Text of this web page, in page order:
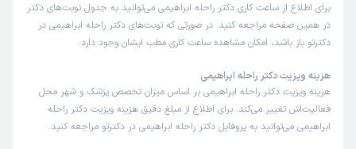
آسیه
نوبت مطب از دکترتو
(
1404/08/13
زمان انتظار: 0-15 دقیقه
سلام من دو دفعه پیش خانم دکتر رفتم و الحمدلله راضی بودم
با اینکه دفعه ی اول بود رفتم پیششون بهم نامه بیمارستان
برای اطلاع از ساعت کاری دکتر راحله ابراهیمی می‌توانید به جدول نوبت‌های دکتر
در همین صفحه مراجعه کنید. در صورتی که نوبت‌های دکتر راحله ابراهیمی در
دکترتو باز باشد، امکان مشاهده ساعت کاری مطب ایشان وجود دارد.
هزینه ویزیت دکتر راحله ابراهیمی
هزینه ویزیت دکتر راحله ابراهیمی بر اساس میزان تخصص پزشک و شهر محل
فعالیت‌اش تغییر می‌کند. برای اطلاع از مبلغ دقیق هزینه ویزیت دکتر راحله
ابراهیمی می‌توانید به پروفایل دکتر راحله ابراهیمی در دکترتو مراجعه کنید.